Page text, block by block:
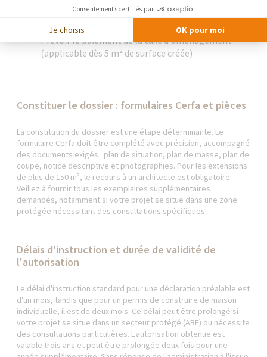
Conserver précieusement l'avis de réception daté
qui marque le début du délai d'instruction
Prévoir le paiement de la taxe d'aménagement
(applicable dès 5 m² de surface créée)
Constituer le dossier : formulaires Cerfa et pièces
La constitution du dossier est une étape déterminante. Le
formulaire Cerfa doit être complété avec précision, accompagné
des documents exigés : plan de situation, plan de masse, plan de
coupe, notice descriptive et photographies. Pour les extensions
de plus de 150 m², le recours à un architecte est obligatoire.
Veillez à fournir tous les exemplaires supplémentaires
demandés, notamment si votre projet se situe dans une zone
protégée nécessitant des consultations spécifiques.
Délais d'instruction et durée de validité de
l'autorisation
Le délai d'instruction standard pour une déclaration préalable est
d'un mois, tandis que pour un permis de construire de maison
individuelle, il est de deux mois. Ce délai peut être prolongé si
votre projet se situe dans un secteur protégé (ABF) ou nécessite
des consultations particulières. L'autorisation obtenue est
valable trois ans et peut être prolongée deux fois pour une
Consentements certifiés par
Je choisis OK pour moi